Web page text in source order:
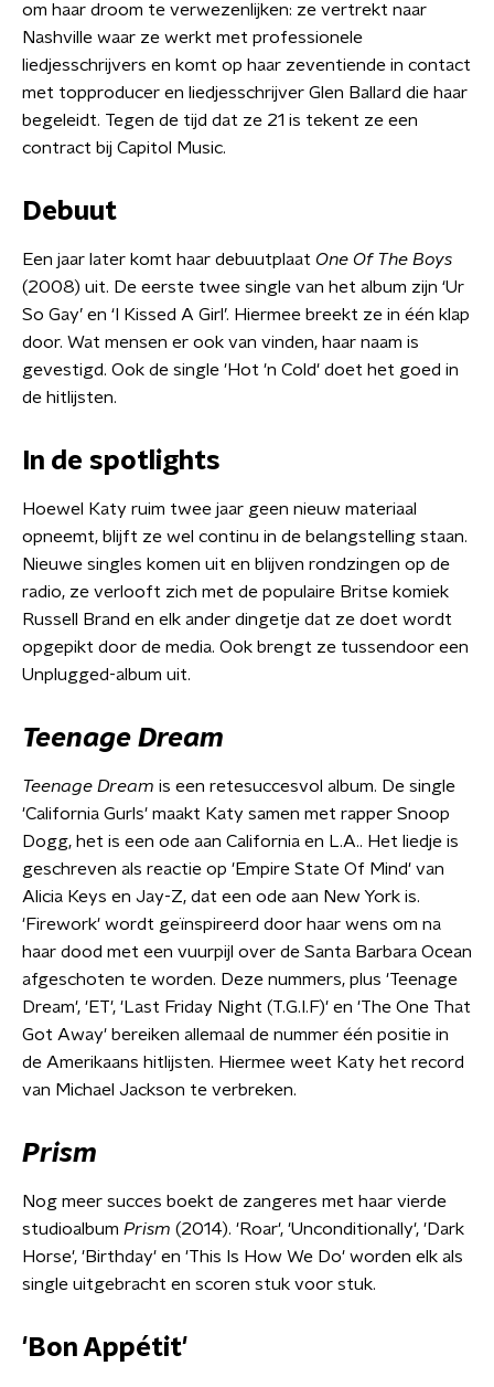
om haar droom te verwezenlijken: ze vertrekt naar
Nashville waar ze werkt met professionele
liedjesschrijvers en komt op haar zeventiende in contact
met topproducer en liedjesschrijver Glen Ballard die haar
begeleidt. Tegen de tijd dat ze 21 is tekent ze een
contract bij Capitol Music.
Debuut
Een jaar later komt haar debuutplaat One Of The Boys
(2008) uit. De eerste twee single van het album zijn ‘Ur
So Gay’ en ‘I Kissed A Girl’. Hiermee breekt ze in één klap
door. Wat mensen er ook van vinden, haar naam is
gevestigd. Ook de single 'Hot 'n Cold' doet het goed in
de hitlijsten.
In de spotlights
Hoewel Katy ruim twee jaar geen nieuw materiaal
opneemt, blijft ze wel continu in de belangstelling staan.
Nieuwe singles komen uit en blijven rondzingen op de
radio, ze verlooft zich met de populaire Britse komiek
Russell Brand en elk ander dingetje dat ze doet wordt
opgepikt door de media. Ook brengt ze tussendoor een
Unplugged-album uit.
Teenage Dream
Teenage Dream is een retesuccesvol album. De single
'California Gurls' maakt Katy samen met rapper Snoop
Dogg, het is een ode aan California en L.A.. Het liedje is
geschreven als reactie op 'Empire State Of Mind' van
Alicia Keys en Jay-Z, dat een ode aan New York is.
'Firework' wordt geïnspireerd door haar wens om na
haar dood met een vuurpijl over de Santa Barbara Ocean
afgeschoten te worden. Deze nummers, plus 'Teenage
Dream', 'ET', 'Last Friday Night (T.G.I.F)' en 'The One That
Got Away' bereiken allemaal de nummer één positie in
de Amerikaans hitlijsten. Hiermee weet Katy het record
van Michael Jackson te verbreken.
Prism
Nog meer succes boekt de zangeres met haar vierde
studioalbum Prism (2014). 'Roar', 'Unconditionally', 'Dark
Horse', 'Birthday' en 'This Is How We Do' worden elk als
single uitgebracht en scoren stuk voor stuk.
'Bon Appétit'